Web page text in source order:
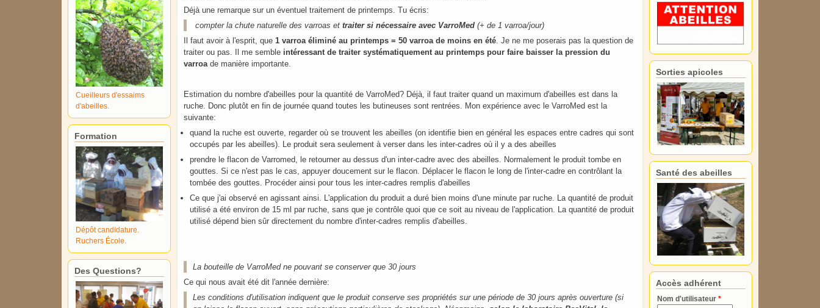
Déjà une remarque sur un éventuel traitement de printemps. Tu écris:
compter la chute naturelle des varroas ettraiter si nécessaire avec VarroMed(+ de 1 varroa/jour)
Il faut avoir à l'esprit, que 1 varroa éliminé au printemps = 50 varroa de moins en été . Je ne me poserais pas la question de
traiter ou pas. Il me semble intéressant de traiter systématiquement au printemps pour faire baisser la pression du
varroa de manière importante.
Estimation du nombre d'abeilles pour la quantité de VarroMed? Déjà, il faut traiter quand un maximum d'abeilles est dans la
ruche. Donc plutôt en fin de journée quand toutes les butineuses sont rentrées. Mon expérience avec le VarroMed est la
suivante:
quand la ruche est ouverte, regarder où se trouvent les abeilles (on identifie bien en général les espaces entre cadres qui sont
occupés par les abeilles). Le produit sera seulement à verser dans les inter-cadres où il y a des abeilles
prendre le flacon de Varromed, le retourner au dessus d'un inter-cadre avec des abeilles. Normalement le produit tombe en
gouttes. Si ce n'est pas le cas, appuyer doucement sur le flacon. Déplacer le flacon le long de l'inter-cadre en contrôlant la
tombée des gouttes. Procéder ainsi pour tous les inter-cadres remplis d'abeilles
Ce que j'ai observé en agissant ainsi. L'application du produit a duré bien moins d'une minute par ruche. La quantité de produit
utilisé a été environ de 15 ml par ruche, sans que je contrôle quoi que ce soit au niveau de l'application. La quantité de produit
utilisé dépend bien sûr directement du nombre d'inter-cadres remplis d'abeilles.
La bouteille de VarroMed ne pouvant se conserver que 30 jours
Ce qui nous avait été dit l'année dernière:
Les conditions d'utilisation indiquent que le produit conserve ses propriétés sur une période de 30 jours après ouverture (si
Cueilleurs d'essaims
d'abeilles.
Formation
Dépôt candidature.
Ruchers École.
Des Questions?
Sorties apicoles
Santé des abeilles
Accès adhérent
Nom d'utilisateur *